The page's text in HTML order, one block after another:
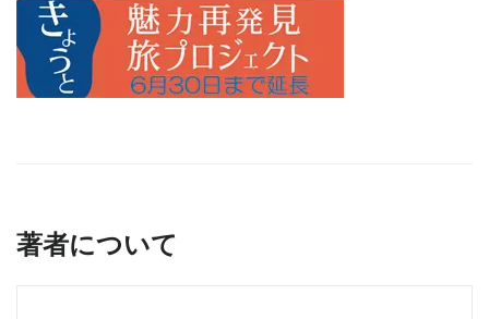
著者について